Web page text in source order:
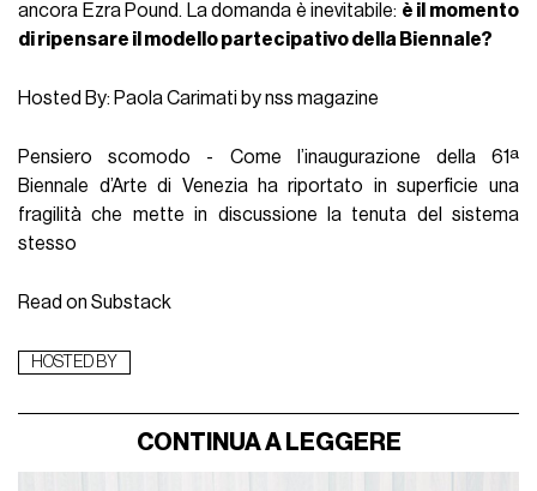
ancora Ezra Pound. La domanda è inevitabile: è il momento
di ripensare il modello partecipativo della Biennale?
Hosted By: Paola Carimati by nss magazine
Pensiero scomodo - Come l’inaugurazione della 61ª
Biennale d’Arte di Venezia ha riportato in superficie una
fragilità che mette in discussione la tenuta del sistema
stesso
Read on Substack
HOSTED BY
CONTINUA A LEGGERE